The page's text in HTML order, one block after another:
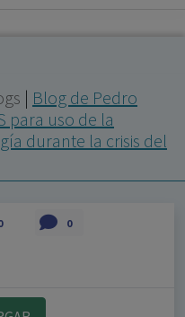
| Blog de Pedro
para uso de la
durante la crisis del
0